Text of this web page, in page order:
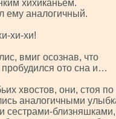
хихиканьем.
ему аналогичный.
хи-хи!
вмиг осознав, что
пробудился ото сна и…
хвостов, они, стоя по
аналогичными
сестрами-